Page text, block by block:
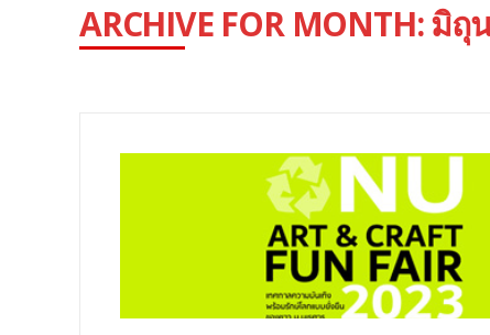
ARCHIVE FOR MONTH:มิถุ